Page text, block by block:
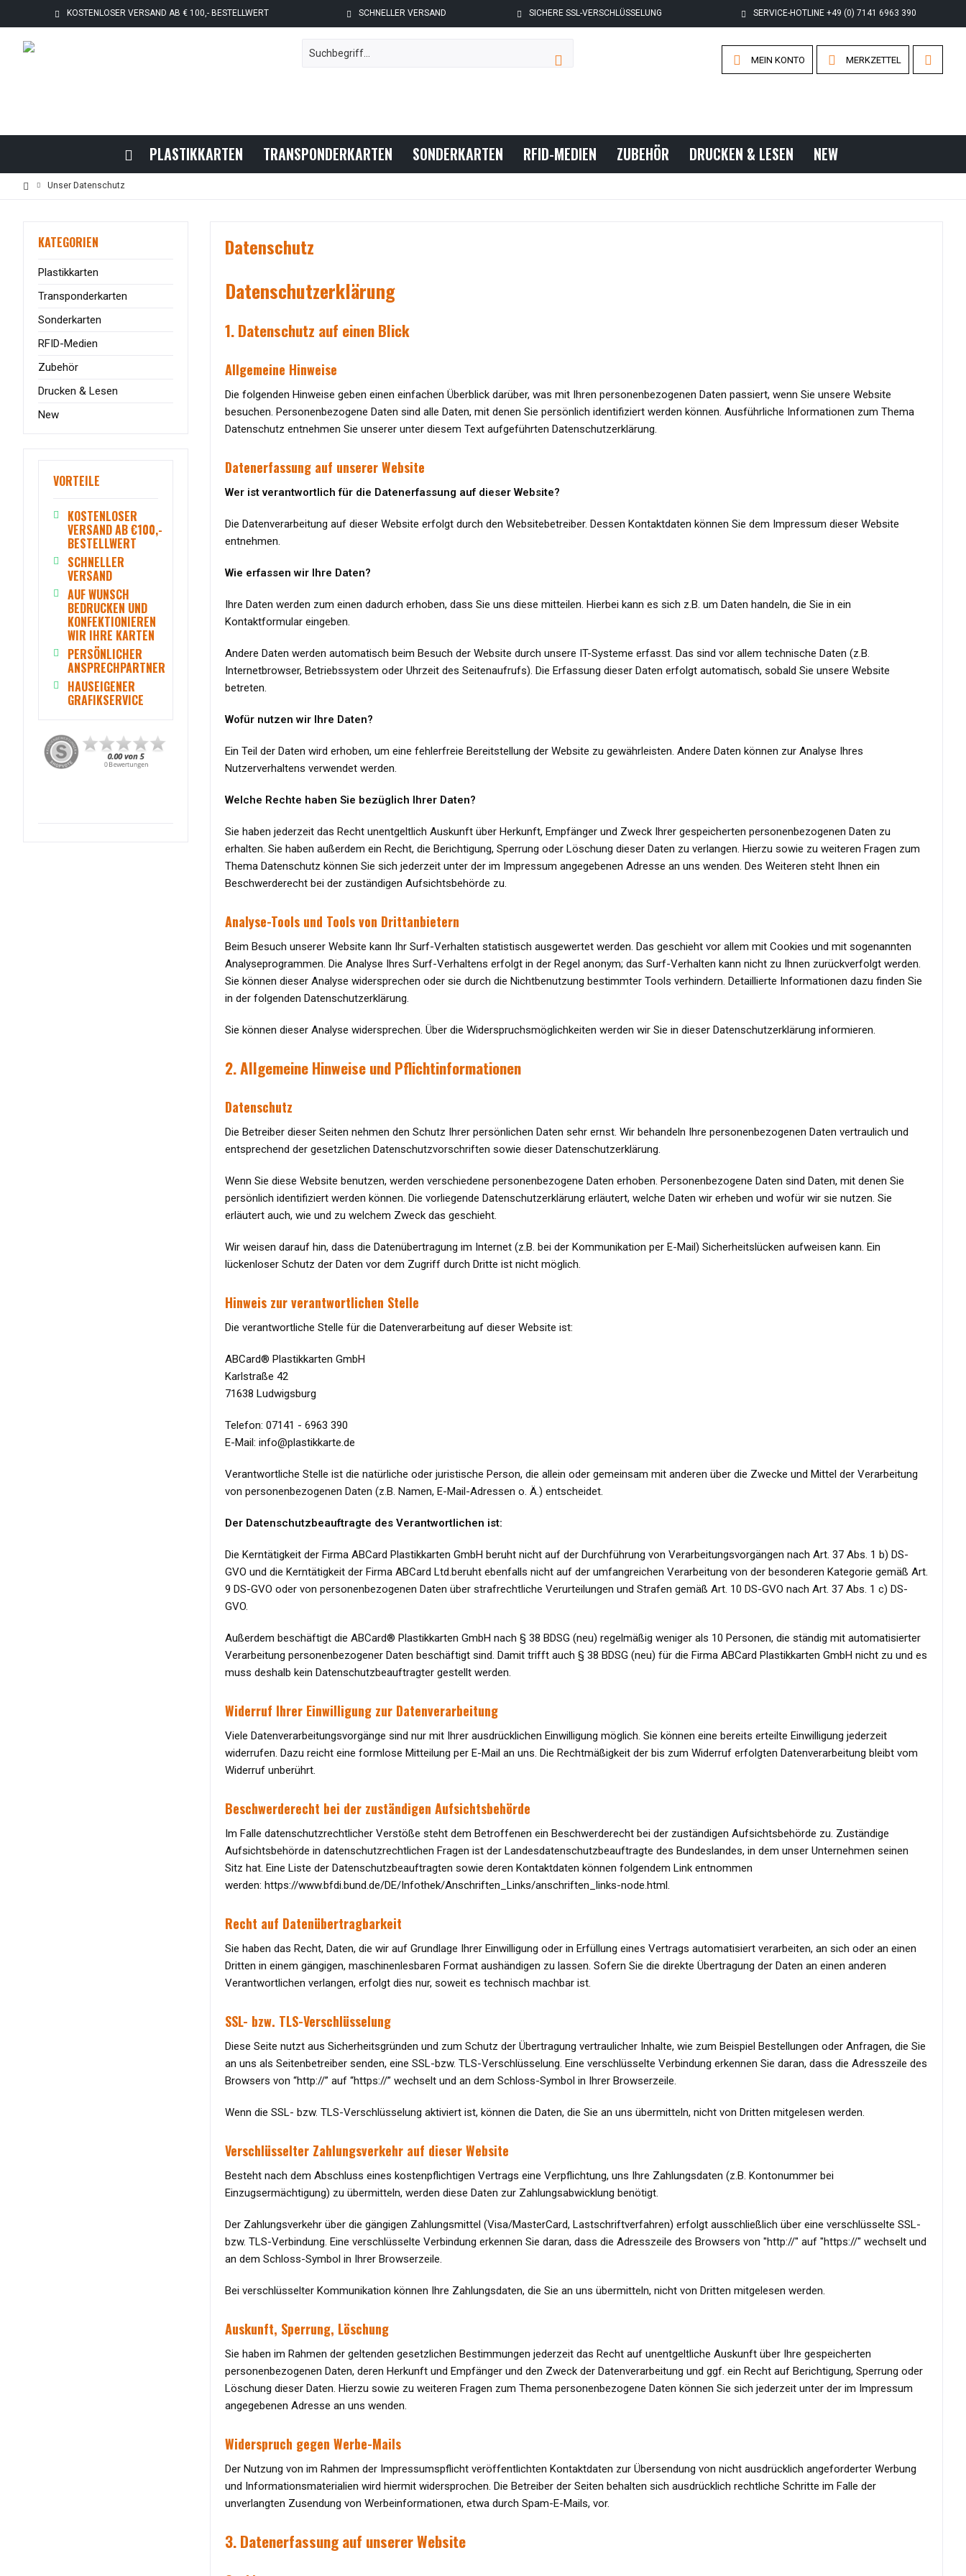
KOSTENLOSER VERSAND AB € 100,- BESTELLWERT SCHNELLER VERSAND SICHERE SSL-VERSCHLÜSSELUNG SERVICE-HOTLINE +49 (0) 7141 6963 390
MERKZETTEL
MEIN KONTO
PLASTIKKARTEN TRANSPONDERKARTEN SONDERKARTEN RFID-MEDIEN ZUBEHÖR DRUCKEN & LESEN NEW
Unser Datenschutz
KATEGORIEN
Plastikkarten
Transponderkarten
Sonderkarten
RFID-Medien
Zubehör
Drucken & Lesen
New
VORTEILE
KOSTENLOSER
VERSAND AB €100,-
BESTELLWERT
SCHNELLER
VERSAND
AUF WUNSCH
BEDRUCKEN UND
KONFEKTIONIEREN
WIR IHRE KARTEN
PERSÖNLICHER
ANSPRECHPARTNER
HAUSEIGENER
GRAFIKSERVICE
Datenschutz
Datenschutzerklärung
1. Datenschutz auf einen Blick
Allgemeine Hinweise
Die folgenden Hinweise geben einen einfachen Überblick darüber, was mit Ihren personenbezogenen Daten passiert, wenn Sie unsere Website
besuchen. Personenbezogene Daten sind alle Daten, mit denen Sie persönlich identifiziert werden können. Ausführliche Informationen zum Thema
Datenschutz entnehmen Sie unserer unter diesem Text aufgeführten Datenschutzerklärung.
Datenerfassung auf unserer Website
Wer ist verantwortlich für die Datenerfassung auf dieser Website?
Die Datenverarbeitung auf dieser Website erfolgt durch den Websitebetreiber. Dessen Kontaktdaten können Sie dem Impressum dieser Website
entnehmen.
Wie erfassen wir Ihre Daten?
Ihre Daten werden zum einen dadurch erhoben, dass Sie uns diese mitteilen. Hierbei kann es sich z.B. um Daten handeln, die Sie in ein
Kontaktformular eingeben.
Andere Daten werden automatisch beim Besuch der Website durch unsere IT-Systeme erfasst. Das sind vor allem technische Daten (z.B.
Internetbrowser, Betriebssystem oder Uhrzeit des Seitenaufrufs). Die Erfassung dieser Daten erfolgt automatisch, sobald Sie unsere Website
betreten.
Wofür nutzen wir Ihre Daten?
Ein Teil der Daten wird erhoben, um eine fehlerfreie Bereitstellung der Website zu gewährleisten. Andere Daten können zur Analyse Ihres
Nutzerverhaltens verwendet werden.
Welche Rechte haben Sie bezüglich Ihrer Daten?
Sie haben jederzeit das Recht unentgeltlich Auskunft über Herkunft, Empfänger und Zweck Ihrer gespeicherten personenbezogenen Daten zu
erhalten. Sie haben außerdem ein Recht, die Berichtigung, Sperrung oder Löschung dieser Daten zu verlangen. Hierzu sowie zu weiteren Fragen zum
Thema Datenschutz können Sie sich jederzeit unter der im Impressum angegebenen Adresse an uns wenden. Des Weiteren steht Ihnen ein
Beschwerderecht bei der zuständigen Aufsichtsbehörde zu.
Analyse-Tools und Tools von Drittanbietern
Beim Besuch unserer Website kann Ihr Surf-Verhalten statistisch ausgewertet werden. Das geschieht vor allem mit Cookies und mit sogenannten
Analyseprogrammen. Die Analyse Ihres Surf-Verhaltens erfolgt in der Regel anonym; das Surf-Verhalten kann nicht zu Ihnen zurückverfolgt werden.
Sie können dieser Analyse widersprechen oder sie durch die Nichtbenutzung bestimmter Tools verhindern. Detaillierte Informationen dazu finden Sie
in der folgenden Datenschutzerklärung.
Sie können dieser Analyse widersprechen. Über die Widerspruchsmöglichkeiten werden wir Sie in dieser Datenschutzerklärung informieren.
2. Allgemeine Hinweise und Pflichtinformationen
Datenschutz
Die Betreiber dieser Seiten nehmen den Schutz Ihrer persönlichen Daten sehr ernst. Wir behandeln Ihre personenbezogenen Daten vertraulich und
entsprechend der gesetzlichen Datenschutzvorschriften sowie dieser Datenschutzerklärung.
Wenn Sie diese Website benutzen, werden verschiedene personenbezogene Daten erhoben. Personenbezogene Daten sind Daten, mit denen Sie
persönlich identifiziert werden können. Die vorliegende Datenschutzerklärung erläutert, welche Daten wir erheben und wofür wir sie nutzen. Sie
erläutert auch, wie und zu welchem Zweck das geschieht.
Wir weisen darauf hin, dass die Datenübertragung im Internet (z.B. bei der Kommunikation per E-Mail) Sicherheitslücken aufweisen kann. Ein
lückenloser Schutz der Daten vor dem Zugriff durch Dritte ist nicht möglich.
Hinweis zur verantwortlichen Stelle
Die verantwortliche Stelle für die Datenverarbeitung auf dieser Website ist:
ABCard® Plastikkarten GmbH
Karlstraße 42
71638 Ludwigsburg
Telefon: 07141 - 6963 390
E-Mail: info@plastikkarte.de
Verantwortliche Stelle ist die natürliche oder juristische Person, die allein oder gemeinsam mit anderen über die Zwecke und Mittel der Verarbeitung
von personenbezogenen Daten (z.B. Namen, E-Mail-Adressen o. Ä.) entscheidet.
Der Datenschutzbeauftragte des Verantwortlichen ist:
Die Kerntätigkeit der Firma ABCard Plastikkarten GmbH beruht nicht auf der Durchführung von Verarbeitungsvorgängen nach Art. 37 Abs. 1 b) DS-
GVO und die Kerntätigkeit der Firma ABCard Ltd.beruht ebenfalls nicht auf der umfangreichen Verarbeitung von der besonderen Kategorie gemäß Art.
9 DS-GVO oder von personenbezogenen Daten über strafrechtliche Verurteilungen und Strafen gemäß Art. 10 DS-GVO nach Art. 37 Abs. 1 c) DS-
GVO.
Außerdem beschäftigt die ABCard® Plastikkarten GmbH nach § 38 BDSG (neu) regelmäßig weniger als 10 Personen, die ständig mit automatisierter
Verarbeitung personenbezogener Daten beschäftigt sind. Damit trifft auch § 38 BDSG (neu) für die Firma ABCard Plastikkarten GmbH nicht zu und es
muss deshalb kein Datenschutzbeauftragter gestellt werden.
Widerruf Ihrer Einwilligung zur Datenverarbeitung
Viele Datenverarbeitungsvorgänge sind nur mit Ihrer ausdrücklichen Einwilligung möglich. Sie können eine bereits erteilte Einwilligung jederzeit
widerrufen. Dazu reicht eine formlose Mitteilung per E-Mail an uns. Die Rechtmäßigkeit der bis zum Widerruf erfolgten Datenverarbeitung bleibt vom
Widerruf unberührt.
Beschwerderecht bei der zuständigen Aufsichtsbehörde
Im Falle datenschutzrechtlicher Verstöße steht dem Betroffenen ein Beschwerderecht bei der zuständigen Aufsichtsbehörde zu. Zuständige
Aufsichtsbehörde in datenschutzrechtlichen Fragen ist der Landesdatenschutzbeauftragte des Bundeslandes, in dem unser Unternehmen seinen
Sitz hat. Eine Liste der Datenschutzbeauftragten sowie deren Kontaktdaten können folgendem Link entnommen
werden: https://www.bfdi.bund.de/DE/Infothek/Anschriften_Links/anschriften_links-node.html.
Recht auf Datenübertragbarkeit
Sie haben das Recht, Daten, die wir auf Grundlage Ihrer Einwilligung oder in Erfüllung eines Vertrags automatisiert verarbeiten, an sich oder an einen
Dritten in einem gängigen, maschinenlesbaren Format aushändigen zu lassen. Sofern Sie die direkte Übertragung der Daten an einen anderen
Verantwortlichen verlangen, erfolgt dies nur, soweit es technisch machbar ist.
SSL- bzw. TLS-Verschlüsselung
Diese Seite nutzt aus Sicherheitsgründen und zum Schutz der Übertragung vertraulicher Inhalte, wie zum Beispiel Bestellungen oder Anfragen, die Sie
an uns als Seitenbetreiber senden, eine SSL-bzw. TLS-Verschlüsselung. Eine verschlüsselte Verbindung erkennen Sie daran, dass die Adresszeile des
Browsers von “http://” auf “https://” wechselt und an dem Schloss-Symbol in Ihrer Browserzeile.
Wenn die SSL- bzw. TLS-Verschlüsselung aktiviert ist, können die Daten, die Sie an uns übermitteln, nicht von Dritten mitgelesen werden.
Verschlüsselter Zahlungsverkehr auf dieser Website
Besteht nach dem Abschluss eines kostenpflichtigen Vertrags eine Verpflichtung, uns Ihre Zahlungsdaten (z.B. Kontonummer bei
Einzugsermächtigung) zu übermitteln, werden diese Daten zur Zahlungsabwicklung benötigt.
Der Zahlungsverkehr über die gängigen Zahlungsmittel (Visa/MasterCard, Lastschriftverfahren) erfolgt ausschließlich über eine verschlüsselte SSL-
bzw. TLS-Verbindung. Eine verschlüsselte Verbindung erkennen Sie daran, dass die Adresszeile des Browsers von "http://" auf "https://" wechselt und
an dem Schloss-Symbol in Ihrer Browserzeile.
Bei verschlüsselter Kommunikation können Ihre Zahlungsdaten, die Sie an uns übermitteln, nicht von Dritten mitgelesen werden.
Auskunft, Sperrung, Löschung
Sie haben im Rahmen der geltenden gesetzlichen Bestimmungen jederzeit das Recht auf unentgeltliche Auskunft über Ihre gespeicherten
personenbezogenen Daten, deren Herkunft und Empfänger und den Zweck der Datenverarbeitung und ggf. ein Recht auf Berichtigung, Sperrung oder
Löschung dieser Daten. Hierzu sowie zu weiteren Fragen zum Thema personenbezogene Daten können Sie sich jederzeit unter der im Impressum
angegebenen Adresse an uns wenden.
Widerspruch gegen Werbe-Mails
Der Nutzung von im Rahmen der Impressumspflicht veröffentlichten Kontaktdaten zur Übersendung von nicht ausdrücklich angeforderter Werbung
und Informationsmaterialien wird hiermit widersprochen. Die Betreiber der Seiten behalten sich ausdrücklich rechtliche Schritte im Falle der
unverlangten Zusendung von Werbeinformationen, etwa durch Spam-E-Mails, vor.
3. Datenerfassung auf unserer Website